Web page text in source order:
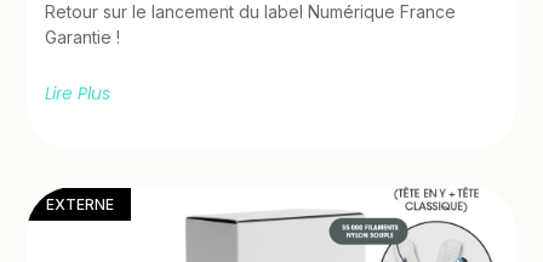
Retour sur le lancement du label Numérique France
Garantie !
Lire Plus
EXTERNE